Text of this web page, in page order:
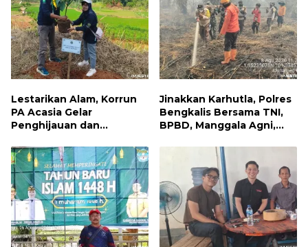
Lestarikan Alam, Korrun
PA Acasia Gelar
Penghijauan dan
Wujudkan Kepedulian
Lingkungan
Jinakkan Karhutla, Polres
Bengkalis Bersama TNI,
BPBD, Manggala Agni,
Berjibaku di Siak Kecil
dan Mandau